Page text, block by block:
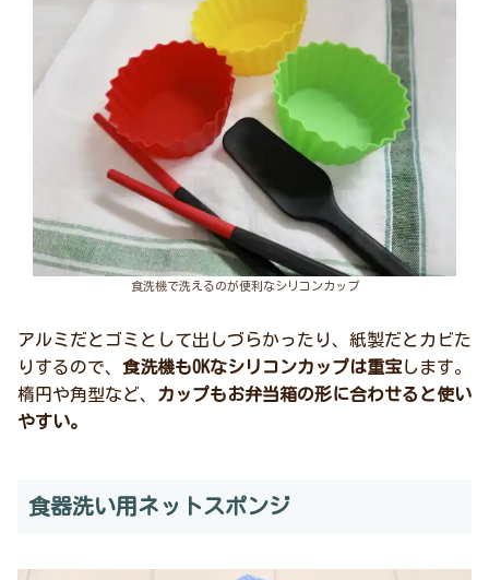
食洗機で洗えるのが便利なシリコンカップ
アルミだとゴミとして出しづらかったり、紙製だとカビた
りするので、 食洗機もOKなシリコンカップは重宝します。
楕円や角型など、
カップもお弁当箱の形に合わせると使い
やすい。
食器洗い用ネットスポンジ